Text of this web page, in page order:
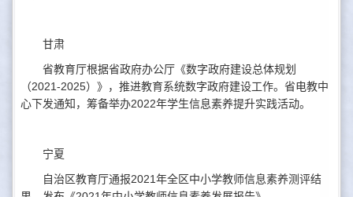
甘肃
省教育厅根据省政府办公厅《数字政府建设总体规划
（2021-2025）》，推进教育系统数字政府建设工作。省电教中
心下发通知，筹备举办2022年学生信息素养提升实践活动。
宁夏
自治区教育厅通报2021年全区中小学教师信息素养测评结